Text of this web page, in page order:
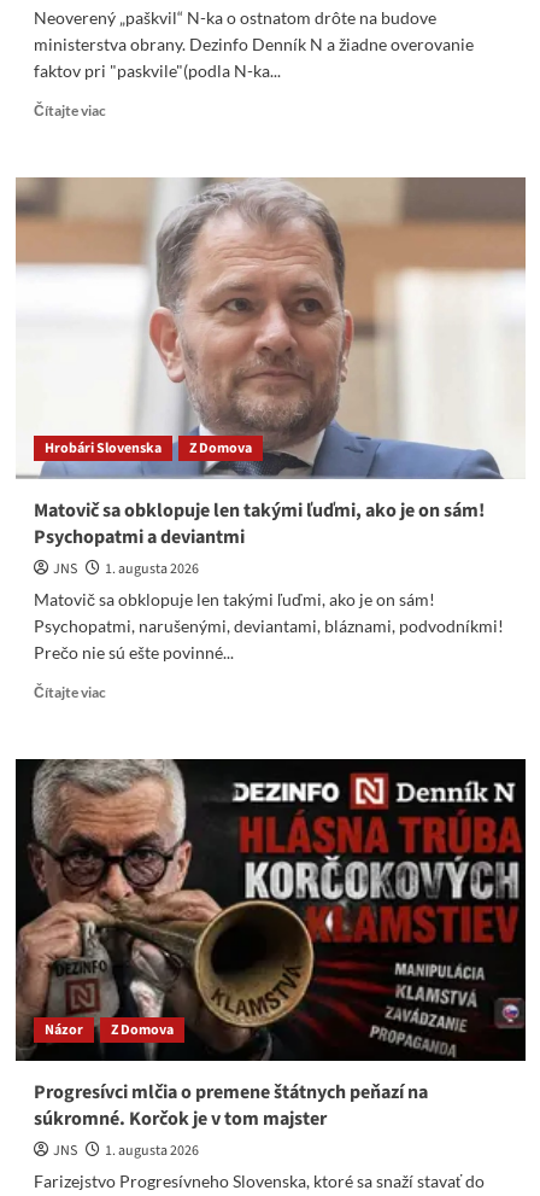
Neoverený „paškvil“ N-ka o ostnatom drôte na budove
ministerstva obrany. Dezinfo Denník N a žiadne overovanie
faktov pri "paskvile"(podla N-ka...
Čítajte viacRead
Neoverený
N-
o
ostnatom
ministerstva
Hrobári Slovenska Z Domova
Matovič sa obklopuje len takými ľuďmi, ako je on sám!
Psychopatmi a deviantmi
JNS
1. augusta 2026
Matovič sa obklopuje len takými ľuďmi, ako je on sám!
Psychopatmi, narušenými, deviantami, bláznami, podvodníkmi!
Prečo nie sú ešte povinné...
Čítajte viacRead
Matovič
sa
obklopuje
len
takými
ľuďmi,
ako
je
on
sám!
Psychopatmi
deviantmi
Názor Z Domova
Progresívci mlčia o premene štátnych peňazí na
súkromné. Korčok je v tom majster
JNS
1. augusta 2026
Farizejstvo Progresívneho Slovenska, ktoré sa snaží stavať do